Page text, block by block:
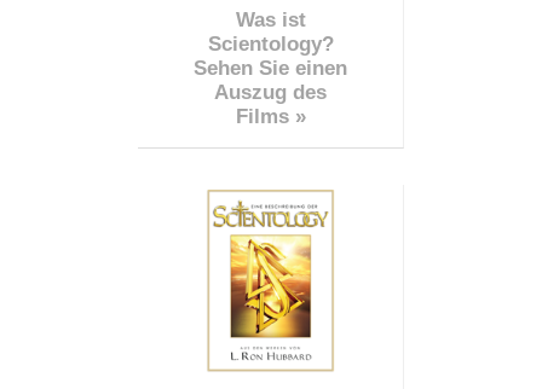
Was ist
Scientology?
Sehen Sie einen
Auszug des
Films »